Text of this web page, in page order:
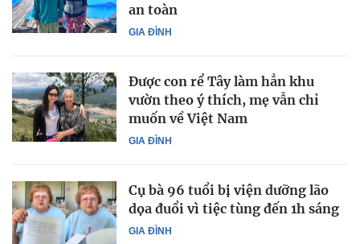
GIA ĐÌNH
an toàn
GIA ĐÌNH
Được con rể Tây làm hẳn khu
vườn theo ý thích, mẹ vẫn chỉ
muốn về Việt Nam
GIA ĐÌNH
Cụ bà 96 tuổi bị viện dưỡng lão
dọa đuổi vì tiệc tùng đến 1h sáng